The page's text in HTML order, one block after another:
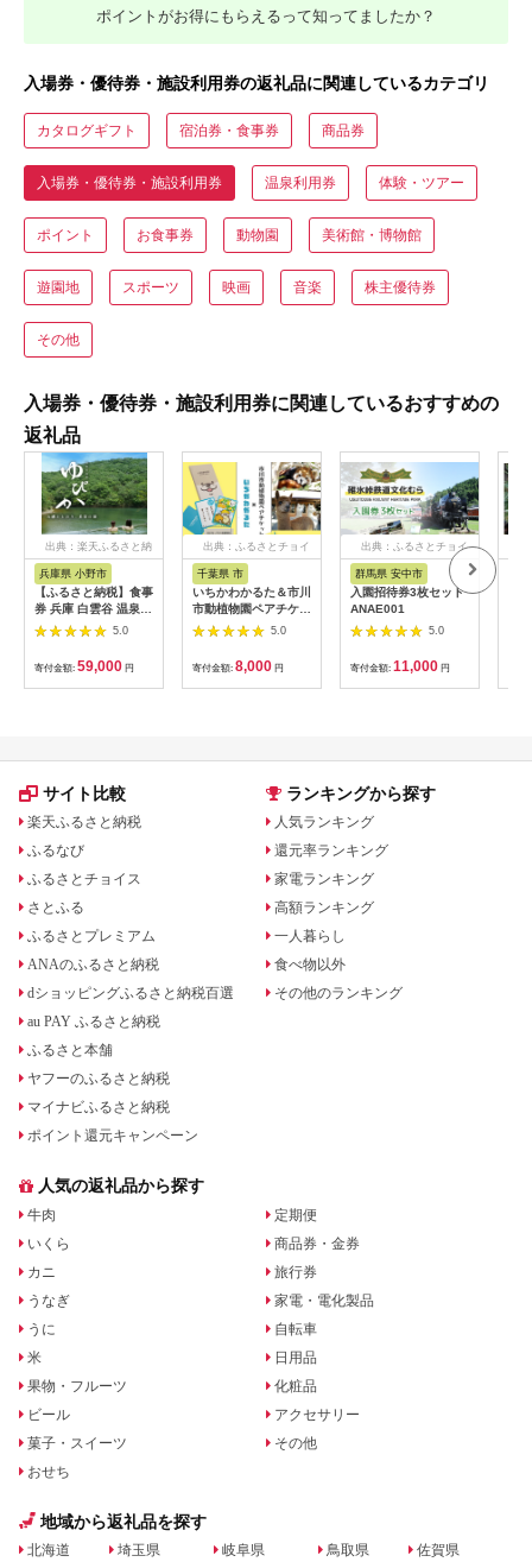
ポイントがお得にもらえるって知ってましたか？
入場券・優待券・施設利用券の返礼品に関連しているカテゴリ
カタログギフト 宿泊券・食事券 商品券
入場券・優待券・施設利用券 温泉利用券 体験・ツアー
ポイント お食事券 動物園 美術館・博物館
遊園地 スポーツ 映画 音楽 株主優待券
その他
入場券・優待券・施設利用券に関連しているおすすめの
返礼品
出典：楽天ふるさと納
兵庫県 小野市
【ふるさと納税】食事
券 兵庫 白雲谷 温泉
ゆぴか 入浴券 10枚＋
お食事券 (1,000円)
10枚 セット 旅行 旅
温泉旅行 スパ サウナ
岩盤浴 マッサージ エ
トラン 健康 美容 兵庫
5.0
寄付金額: 59,000 円
出典：ふるさとチョイ
千葉県 市
いちかわかるた＆市川
市動植物園ペアチケッ
ト 【12203-0196】
5.0
寄付金額: 8,000 円
出典：ふるさとチョイ
群馬県 安中市
入園招待券3枚セット
ANAE001
5.0
寄付金額: 11,000 円
サイト比較
楽天ふるさと納税
ふるなび
ふるさとチョイス
さとふる
ふるさとプレミアム
ANAのふるさと納税
dショッピングふるさと納税百選
au PAY ふるさと納税
ふるさと本舗
ヤフーのふるさと納税
マイナビふるさと納税
ポイント還元キャンペーン
ランキングから探す
人気ランキング
還元率ランキング
家電ランキング
高額ランキング
一人暮らし
食べ物以外
その他のランキング
人気の返礼品から探す
牛肉
いくら
カニ
うなぎ
うに
米
果物・フルーツ
ビール
菓子・スイーツ
おせち
定期便
商品券・金券
旅行券
家電・電化製品
自転車
日用品
化粧品
アクセサリー
その他
地域から返礼品を探す
北海道 埼玉県 岐阜県 鳥取県 佐賀県